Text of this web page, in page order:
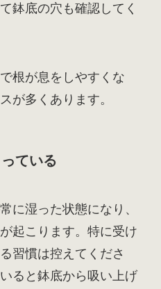
鉢底の穴も確認してく
根が息をしやすくな
が多くあります。
ている
に湿った状態になり、
起こります。特に受け
習慣は控えてくださ
ると鉢底から吸い上げ